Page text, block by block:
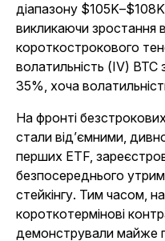
діапазону
викликаючи зростання
короткострокового
волатильність (IV)
35%, хоча
На фронті
стали від’ємними,
перших ETF,
безпосереднього
стейкінгу. Тим часом,
короткотермінові
демонстрували майже